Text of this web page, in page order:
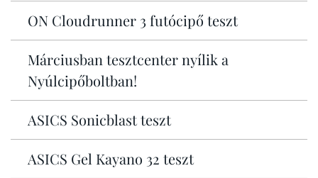
ON Cloudrunner 3 futócipő teszt
Márciusban tesztcenter nyílik a
Nyúlcipőboltban!
ASICS Sonicblast teszt
ASICS Gel Kayano 32 teszt